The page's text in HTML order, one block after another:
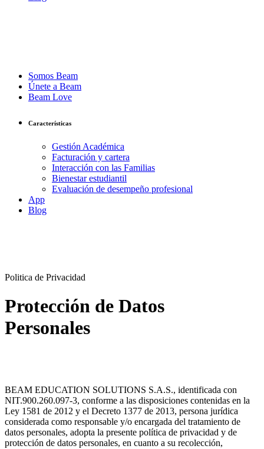
Somos Beam
Únete a Beam
Beam Love
Características
Gestión Académica
Facturación y cartera
Interacción con las Familias
Bienestar estudiantil
Evaluación de desempeño profesional
App
Blog
Politica de Privacidad
Protección de Datos
Personales
BEAM EDUCATION SOLUTIONS S.A.S., identificada con
NIT.900.260.097-3, conforme a las disposiciones contenidas en la
Ley 1581 de 2012 y el Decreto 1377 de 2013, persona jurídica
considerada como responsable y/o encargada del tratamiento de
datos personales, adopta la presente política de privacidad y de
protección de datos personales, en cuanto a su recolección,